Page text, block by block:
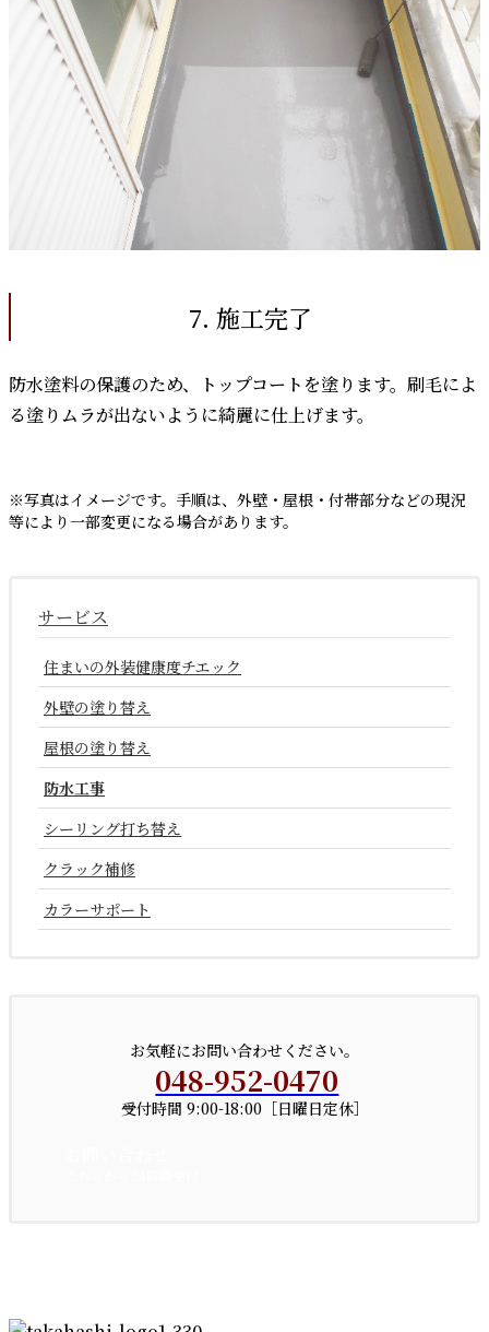
7. 施工完了
防水塗料の保護のため、トップコートを塗ります。刷毛によ
る塗りムラが出ないように綺麗に仕上げます。
※写真はイメージです。手順は、外壁・屋根・付帯部分などの現況
等により一部変更になる場合があります。
サービス
住まいの外装健康度チエック
外壁の塗り替え
屋根の塗り替え
防水工事
シーリング打ち替え
クラック補修
カラーサポート
お気軽にお問い合わせください。
048-952-0470
受付時間 9:00-18:00［日曜日定休］